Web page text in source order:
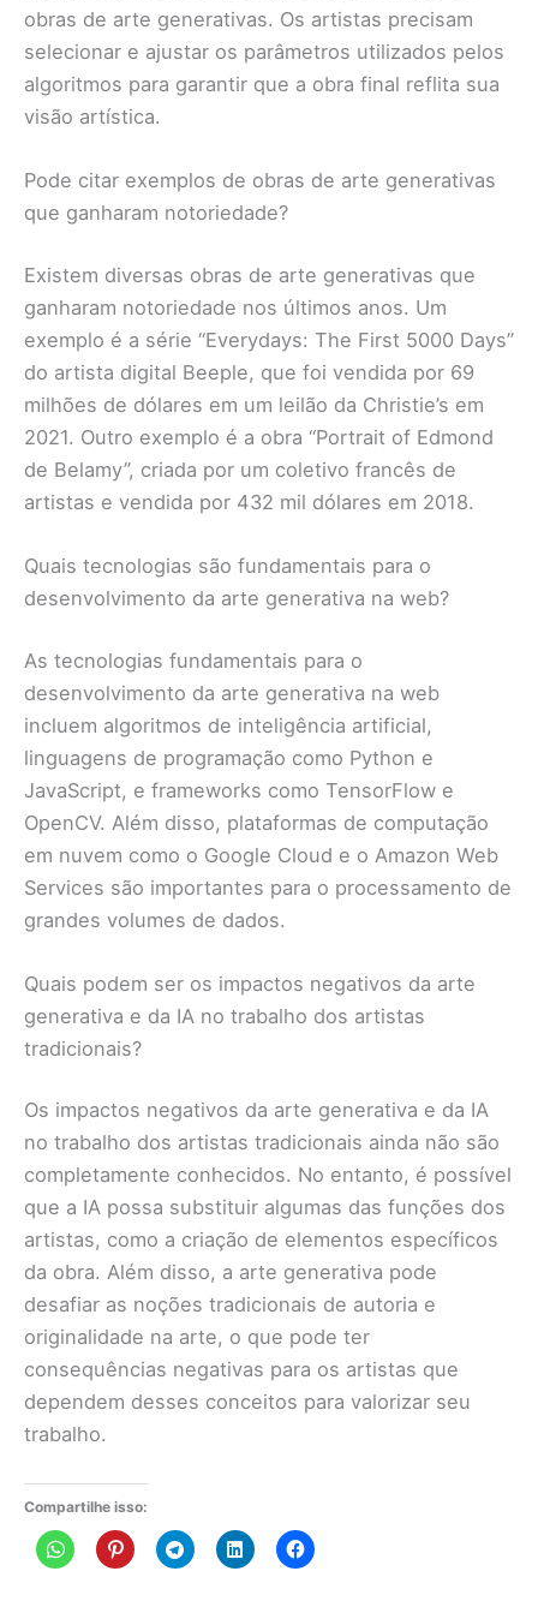
obras de arte generativas. Os artistas precisam
selecionar e ajustar os parâmetros utilizados pelos
algoritmos para garantir que a obra final reflita sua
visão artística.
Pode citar exemplos de obras de arte generativas
que ganharam notoriedade?
Existem diversas obras de arte generativas que
ganharam notoriedade nos últimos anos. Um
exemplo é a série “Everydays: The First 5000 Days”
do artista digital Beeple, que foi vendida por 69
milhões de dólares em um leilão da Christie’s em
2021. Outro exemplo é a obra “Portrait of Edmond
de Belamy”, criada por um coletivo francês de
artistas e vendida por 432 mil dólares em 2018.
Quais tecnologias são fundamentais para o
desenvolvimento da arte generativa na web?
As tecnologias fundamentais para o
desenvolvimento da arte generativa na web
incluem algoritmos de inteligência artificial,
linguagens de programação como Python e
JavaScript, e frameworks como TensorFlow e
OpenCV. Além disso, plataformas de computação
em nuvem como o Google Cloud e o Amazon Web
Services são importantes para o processamento de
grandes volumes de dados.
Quais podem ser os impactos negativos da arte
generativa e da IA no trabalho dos artistas
tradicionais?
Os impactos negativos da arte generativa e da IA
no trabalho dos artistas tradicionais ainda não são
completamente conhecidos. No entanto, é possível
que a IA possa substituir algumas das funções dos
artistas, como a criação de elementos específicos
da obra. Além disso, a arte generativa pode
desafiar as noções tradicionais de autoria e
originalidade na arte, o que pode ter
consequências negativas para os artistas que
dependem desses conceitos para valorizar seu
trabalho.
Compartilhe isso: